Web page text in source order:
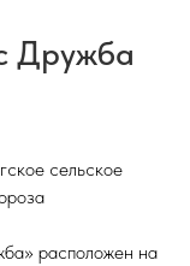
Дружба
сельское
расположен на